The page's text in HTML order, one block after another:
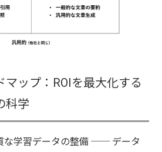
マップ：ROIを最大化する
科学
な学習データの整備 ── データ